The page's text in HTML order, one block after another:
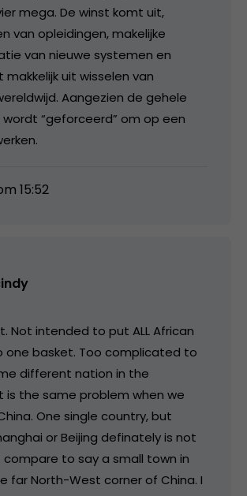
mega. De winst komt uit,
van opleidingen, makelijke
van nieuwe systemen en
uit wisselen van
Aangezien de gehele
“geforceerd” om op een
15:52
Not intended to put ALL African
one basket. Too complicated to
different nation in the
is the same problem when we
One single country, but
or Beijing definately is not
to say a small town in
far North-West corner of China. I